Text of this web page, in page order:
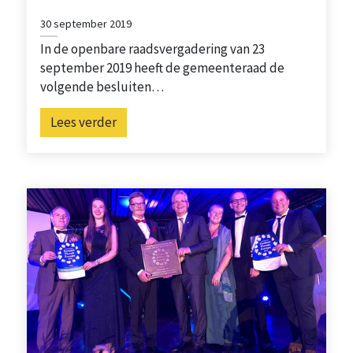
30 september 2019
In de openbare raadsvergadering van 23
september 2019 heeft de gemeenteraad de
volgende besluiten…
Lees verder